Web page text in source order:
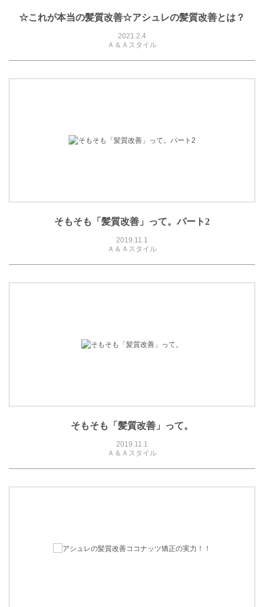
☆これが本当の髪質改善☆アシュレの髪質改善とは？
2021.2.4
Ａ＆Ａスタイル
そもそも「髪質改善」って。パート2
2019.11.1
Ａ＆Ａスタイル
そもそも「髪質改善」って。
2019.11.1
Ａ＆Ａスタイル